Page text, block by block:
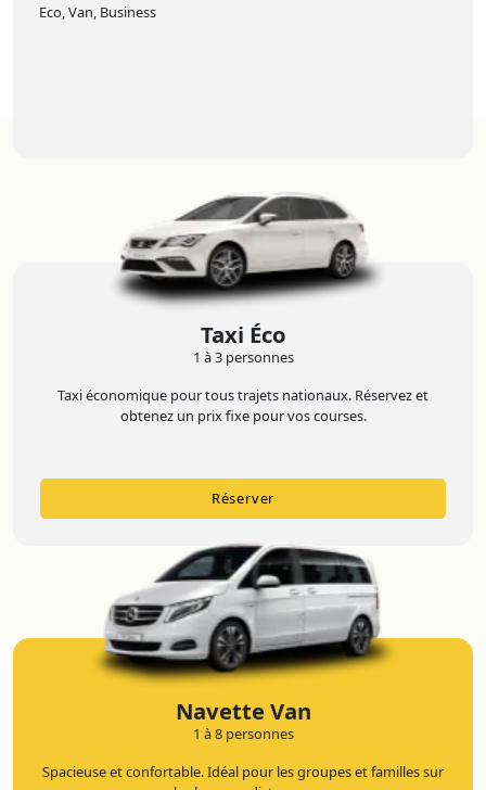
Eco, Van, Business
Taxi Éco
1 à 3 personnes
Taxi économique pour tous trajets nationaux. Réservez et
obtenez un prix fixe pour vos courses.
Réserver
Navette Van
1 à 8 personnes
Spacieuse et confortable. Idéal pour les groupes et familles sur